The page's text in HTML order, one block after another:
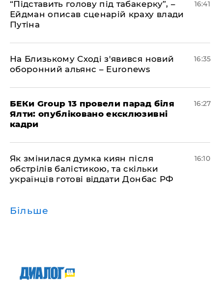
​“Підставить голову під табакерку”, –
Ейдман описав сценарій краху влади
Путіна
16:41
На Близькому Сході з'явився новий
оборонний альянс – Euronews
16:35
БЕКи Group 13 провели парад біля
Ялти: опубліковано ексклюзивні
кадри
16:27
Як змінилася думка киян після
обстрілів балістикою, та скільки
українців готові віддати Донбас РФ
16:10
Більше